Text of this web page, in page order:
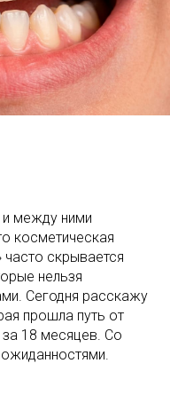
между ними
косметическая
скрывается
нельзя
Сегодня расскажу
прошла путь от
за 18 месяцев. Со